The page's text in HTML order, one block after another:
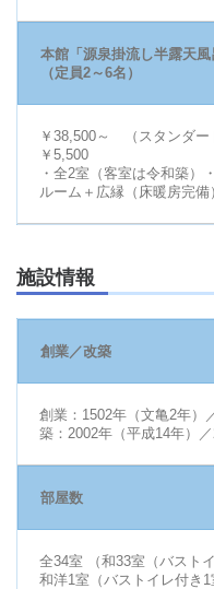
本館「源泉掛流し半露天風
（定員2～6名）
￥38,500～ （スタンダ
￥5,500
・全2室（客室は令和築）
ルーム＋広縁（床暖房完備
施設情報
創業／改築
創業：1502年（文亀2年）
築：2002年（平成14年）／
部屋数
全34室 （和33室（バスト
和洋1室（バストイレ付き1